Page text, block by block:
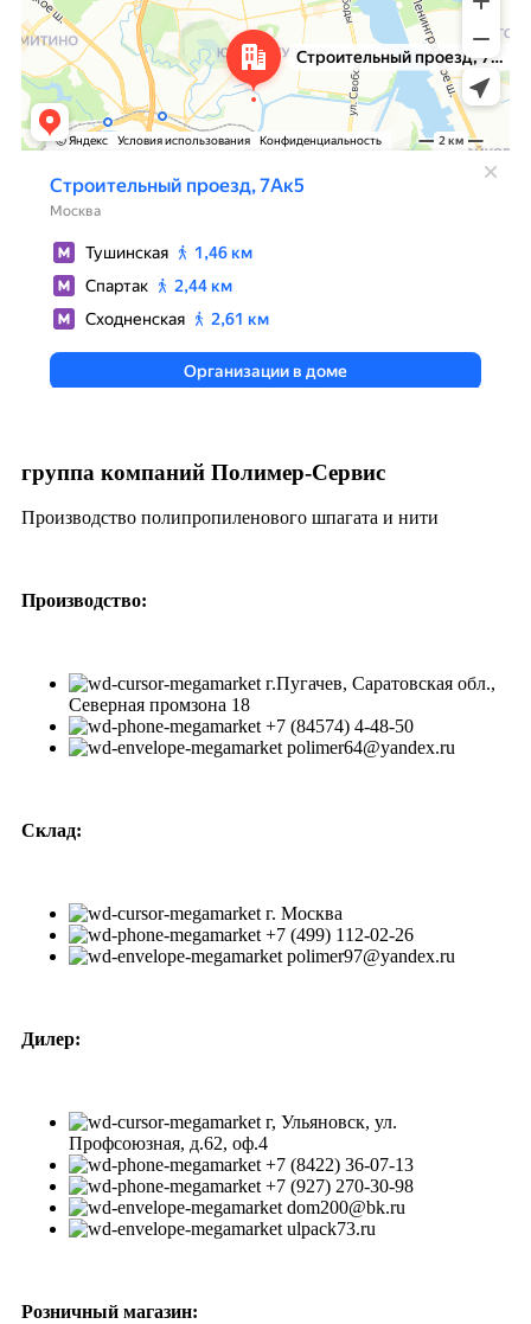
группа компаний Полимер-Сервис
Производство полипропиленового шпагата и нити
Производство:
г.Пугачев, Саратовская обл.,
Северная промзона 18
+7 (84574) 4-48-50
polimer64@yandex.ru
Склад:
г. Москва
+7 (499) 112-02-26
polimer97@yandex.ru
Дилер:
г, Ульяновск, ул.
Профсоюзная, д.62, оф.4
+7 (8422) 36-07-13
+7 (927) 270-30-98
dom200@bk.ru
ulpack73.ru
Розничный магазин: